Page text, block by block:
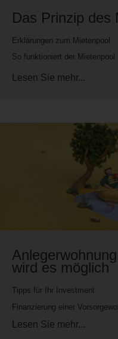
Das Prinzip des
Erklärungen zum Mietenpool
So funktioniert der Mietenpool
Lesen Sie mehr...
wird es möglich
Tipps für Ihr Investment
Finanzierung einer
Lesen Sie mehr...